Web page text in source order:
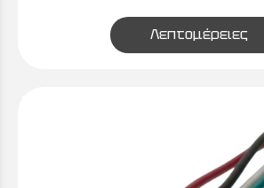
Λεπτομέρειες